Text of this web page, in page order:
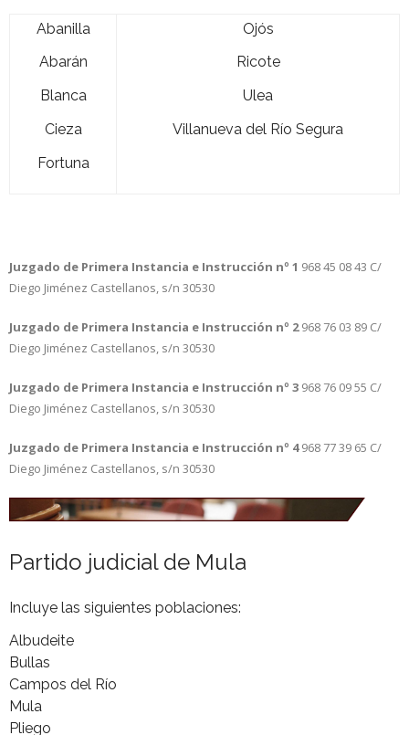
Abanilla
Abarán
Blanca
Cieza
Fortuna
Ojós
Ricote
Ulea
Villanueva del Río Segura
Juzgado de Primera Instancia e Instrucción nº 1 968 45 08 43 C/
Diego Jiménez Castellanos, s/n 30530
Juzgado de Primera Instancia e Instrucción nº 2 968 76 03 89 C/
Diego Jiménez Castellanos, s/n 30530
Juzgado de Primera Instancia e Instrucción nº 3 968 76 09 55 C/
Diego Jiménez Castellanos, s/n 30530
Juzgado de Primera Instancia e Instrucción nº 4 968 77 39 65 C/
Diego Jiménez Castellanos, s/n 30530
Partido judicial de Mula
Incluye las siguientes poblaciones:
Albudeite
Bullas
Campos del Río
Mula
Pliego